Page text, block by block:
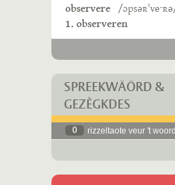
observere /
1. observeren
SPREEKWÄÖRD &
GEZÈGKDES
0 rizzeltaote veur 't woord